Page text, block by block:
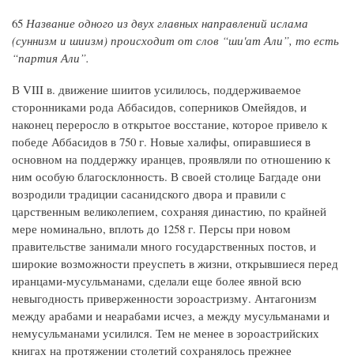
65 Название одного из двух главных направлений ислама
(суннизм и шиизм) происходит от слов “ши'ат Али”, то есть
“партия Али”.
В VIII в. движение шиитов усилилось, поддерживаемое
сторонниками рода Аббасидов, соперников Омейядов, и
наконец переросло в открытое восстание, которое привело к
победе Аббасидов в 750 г. Новые халифы, опиравшиеся в
основном на поддержку иранцев, проявляли по отношению к
ним особую благосклонность. В своей столице Багдаде они
возродили традиции сасанидского двора и правили с
царственным великолепием, сохраняя династию, по крайней
мере номинально, вплоть до 1258 г. Персы при новом
правительстве занимали много государственных постов, и
широкие возможности преуспеть в жизни, открывшиеся перед
иранцами-мусульманами, сделали еще более явной всю
невыгодность приверженности зороастризму. Антагонизм
между арабами и неарабами исчез, а между мусульманами и
немусульманами усилился. Тем не менее в зороастрийских
книгах на протяжении столетий сохранялось прежнее